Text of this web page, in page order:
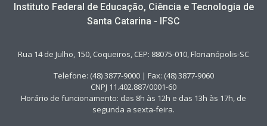
Instituto Federal de Educação, Ciência e Tecnologia de
Santa Catarina - IFSC
Rua 14 de Julho, 150, Coqueiros, CEP: 88075-010, Florianópolis-SC
Telefone: (48) 3877-9000 | Fax: (48) 3877-9060
CNPJ 11.402.887/0001-60
Horário de funcionamento: das 8h às 12h e das 13h às 17h, de
segunda a sexta-feira.